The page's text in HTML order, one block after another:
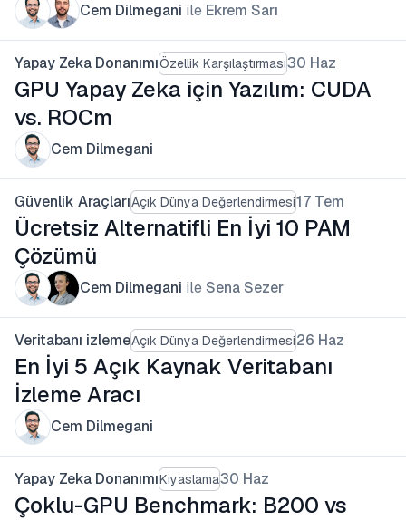
Cem Dilmegani ile Ekrem Sarı
Yapay Zeka DonanımıÖzellik Karşılaştırması30 Haz
GPU Yapay Zeka için Yazılım: CUDA
vs. ROCm
Cem Dilmegani
Güvenlik AraçlarıAçık Dünya Değerlendirmesi17 Tem
Ücretsiz Alternatifli En İyi 10 PAM
Çözümü
Cem Dilmegani ile Sena Sezer
Veritabanı izlemeAçık Dünya Değerlendirmesi26 Haz
En İyi 5 Açık Kaynak Veritabanı
İzleme Aracı
Cem Dilmegani
Yapay Zeka DonanımıKıyaslama30 Haz
Çoklu-GPU Benchmark: B200 vs